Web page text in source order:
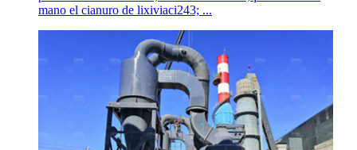
mano el cianuro de lixiviaci243; ...